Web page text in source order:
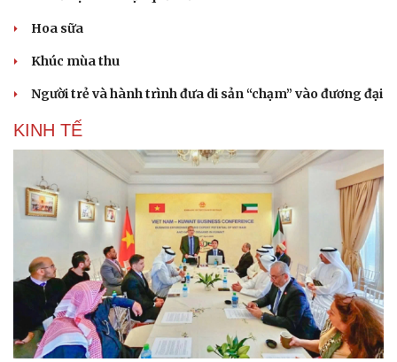
Hoa sữa
Khúc mùa thu
Người trẻ và hành trình đưa di sản “chạm” vào đương đại
KINH TẾ